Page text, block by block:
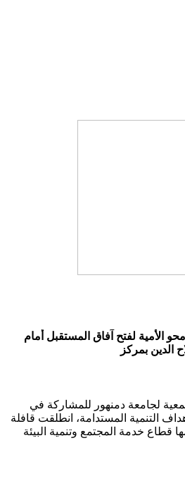
الأمية لفتح آفاق المستقبل أمام
الدين بمركز
لجامعة دمنهور للمشاركة في
التنمية المستدامة، انطلقت قافلة
قطاع خدمة المجتمع وتنمية البيئة